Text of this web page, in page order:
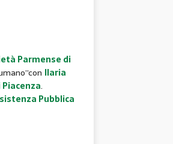
Parmense di
Ilaria
.
Pubblica